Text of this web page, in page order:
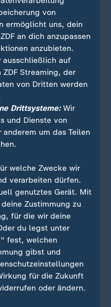
für befristet
Jahres die
an allen
zu Nachbarstaaten
sogenannte
und Schwangere.
bei den betroffenen
Verärgerung gesorgt.
(CDU
EU-Staaten auf eine
Asylpolitik noch
Kontrollen an den
"die Grenzkontrollen
Dauer und Wirkung
schnellere
von
ermöglicht uns, dein
an dich anzupassen
anzubieten.
ausschließlich auf
ZDF Streaming, der
von Dritten werden
Drittsysteme:Wir
und Dienste von
um das Teilen
welche Zwecke wir
verarbeiten dürfen.
genutztes Gerät. Mit
Zustimmung zu
für die wir deine
du legst unter
fest, welchen
gibst und
für die Zukunft
oder ändern.